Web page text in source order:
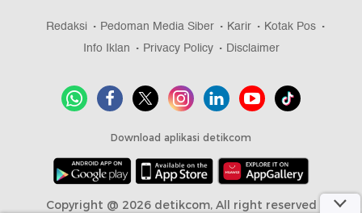
Redaksi Pedoman Media Siber Karir
Kotak Pos
Info Iklan
Privacy Policy Disclaimer
Download aplikasi detikcom
Copyright @ 2026 detikcom, All right reserved